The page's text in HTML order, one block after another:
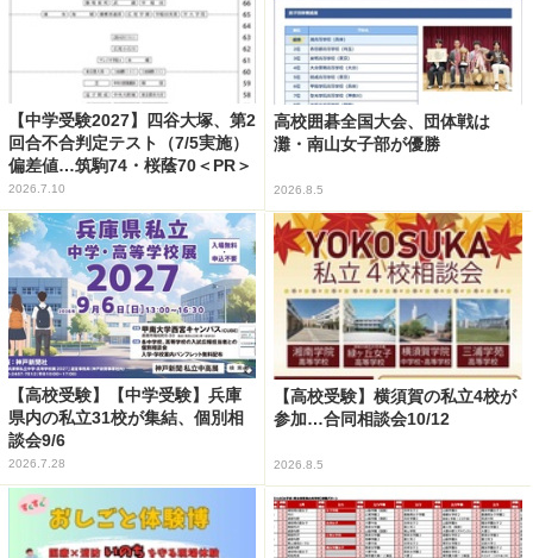
【中学受験2027】四谷大塚、第2
回合不合判定テスト（7/5実施）
偏差値…筑駒74・桜蔭70＜PR＞
2026.7.10
高校囲碁全国大会、団体戦は
灘・南山女子部が優勝
2026.8.5
【高校受験】【中学受験】兵庫
県内の私立31校が集結、個別相
談会9/6
2026.7.28
【高校受験】横須賀の私立4校が
参加…合同相談会10/12
2026.8.5